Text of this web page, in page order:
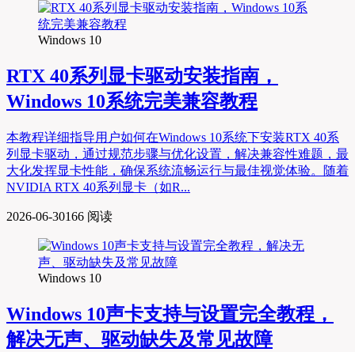
Windows 10
RTX 40系列显卡驱动安装指南，
Windows 10系统完美兼容教程
本教程详细指导用户如何在Windows 10系统下安装RTX 40系
列显卡驱动，通过规范步骤与优化设置，解决兼容性难题，最
大化发挥显卡性能，确保系统流畅运行与最佳视觉体验。随着
NVIDIA RTX 40系列显卡（如R...
2026-06-30166 阅读
Windows 10
Windows 10声卡支持与设置完全教程，
解决无声、驱动缺失及常见故障